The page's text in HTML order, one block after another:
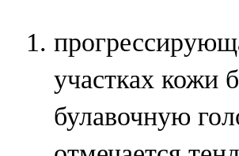
участках кожи
булавочную